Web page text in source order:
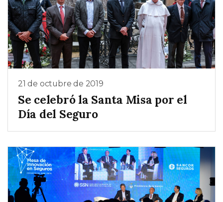
21 de octubre de 2019
Se celebró la Santa Misa por el
Día del Seguro